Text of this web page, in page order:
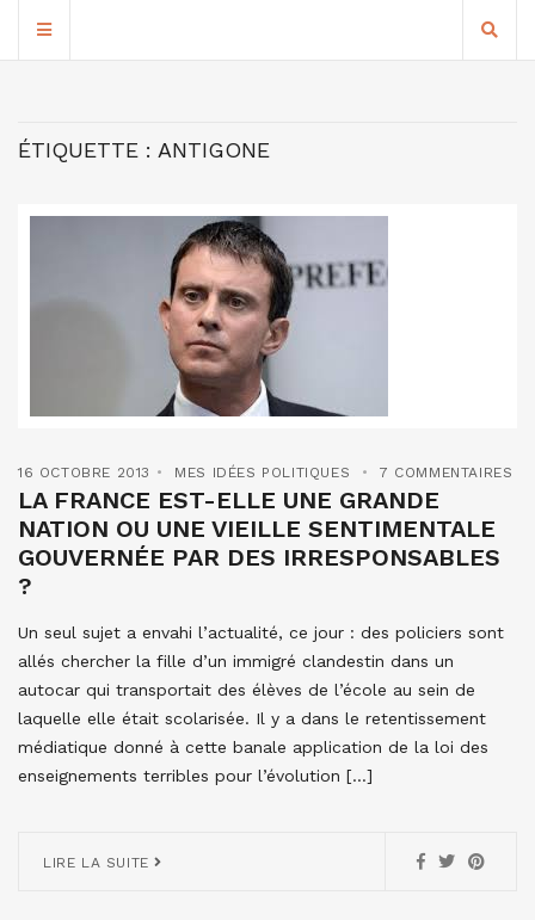
ÉTIQUETTE : ANTIGONE
16 OCTOBRE 2013 MES IDÉES POLITIQUES 7 COMMENTAIRES
LA FRANCE EST-ELLE UNE GRANDE
NATION OU UNE VIEILLE SENTIMENTALE
GOUVERNÉE PAR DES IRRESPONSABLES
?
Un seul sujet a envahi l’actualité, ce jour : des policiers sont
allés chercher la fille d’un immigré clandestin dans un
autocar qui transportait des élèves de l’école au sein de
laquelle elle était scolarisée. Il y a dans le retentissement
médiatique donné à cette banale application de la loi des
enseignements terribles pour l’évolution […]
LIRE LA SUITE